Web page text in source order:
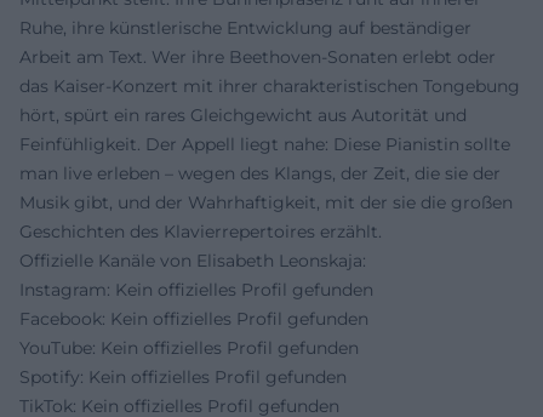
Ruhe, ihre künstlerische Entwicklung auf beständiger
Arbeit am Text. Wer ihre Beethoven-Sonaten erlebt oder
das Kaiser-Konzert mit ihrer charakteristischen Tongebung
hört, spürt ein rares Gleichgewicht aus Autorität und
Feinfühligkeit. Der Appell liegt nahe: Diese Pianistin sollte
man live erleben – wegen des Klangs, der Zeit, die sie der
Musik gibt, und der Wahrhaftigkeit, mit der sie die großen
Geschichten des Klavierrepertoires erzählt.
Offizielle Kanäle von Elisabeth Leonskaja:
Instagram: Kein offizielles Profil gefunden
Facebook: Kein offizielles Profil gefunden
YouTube: Kein offizielles Profil gefunden
Spotify: Kein offizielles Profil gefunden
TikTok: Kein offizielles Profil gefunden